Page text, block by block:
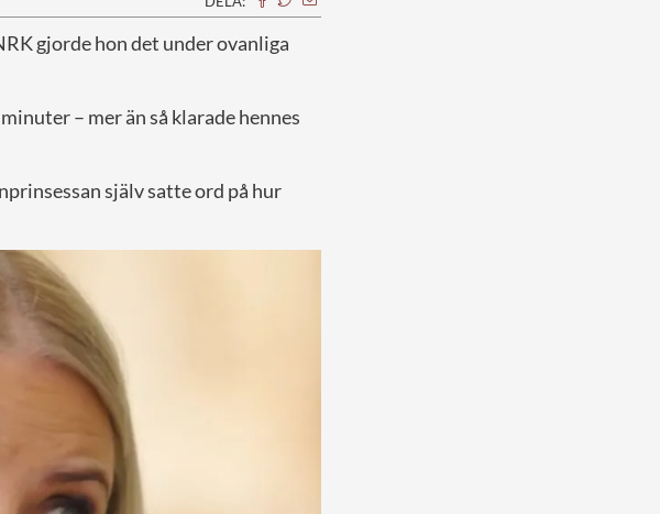
gjorde hon det under ovanliga
– mer än så klarade hennes
själv satte ord på hur